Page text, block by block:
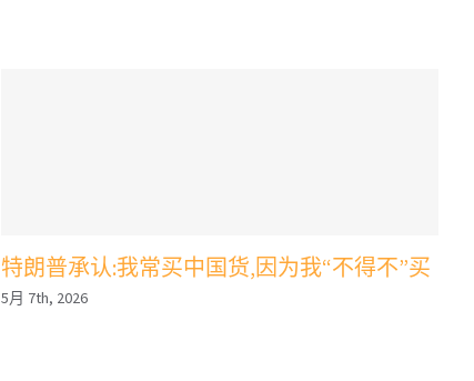
特朗普承认:我常买中国货,因为我“不得不”买
5月 7th, 2026